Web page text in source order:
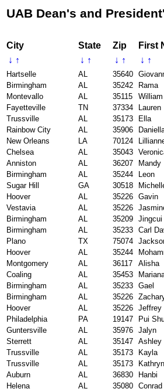
UAB Dean's and
City State Zip First
↓ ↑ ↓ ↑ ↓ ↑ ↓ ↑
Hartselle AL 35640
Birmingham
AL 35242 Rama
Montevallo
AL 35115 William
Fayetteville
TN 37334 Lauren
Trussville
AL 35173 Ella
Rainbow City
AL 35906
New Orleans
LA 70124
Chelsea
AL 35043
Anniston
AL 36207 Mandy
Birmingham
AL 35244 Leon
Sugar Hill
GA 30518
Hoover
AL 35226 Gavin
Vestavia
AL 35226
Birmingham
AL 35209 Jingcui
Birmingham
AL 35233 Carl
Plano
TX 75074
Hoover
AL 35244
Montgomery
AL 36117 Alisha
Coaling
AL 35453
Birmingham
AL 35233 Gael
Birmingham
AL 35226
Hoover
AL 35226 Jeffrey
Philadelphia
PA 19147 Pui
Guntersville
AL 35976 Jalyn
Sterrett
AL 35147 Ashley
Trussville
AL 35173 Kayla
Trussville
AL 35173 Kathryn
Auburn
AL 36830 Hanbi
Helena
AL 35080 Conrad